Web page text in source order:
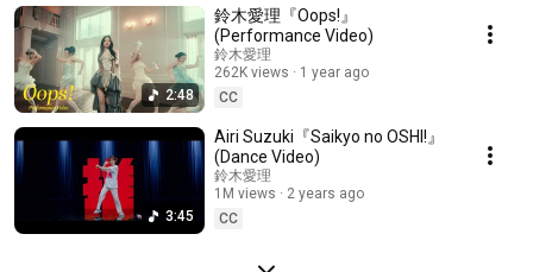
2:48
鈴木愛理『Oops!』
(Performance Video)
鈴木愛理
262K views
1 year ago
CC
3:45
Airi Suzuki『Saikyo no OSHI!』
(Dance Video)
鈴木愛理
1M views
2 years ago
CC